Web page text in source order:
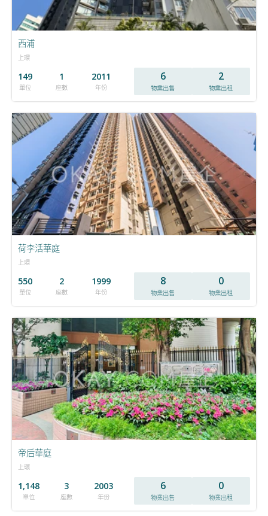
西浦
上環
149
單位
1
座數
2011
年份
6
物業出售
2
物業出租
荷李活華庭
上環
550
單位
2
座數
1999
年份
8
物業出售
0
物業出租
帝后華庭
上環
1,148
單位
3
座數
2003
年份
6
物業出售
0
物業出租